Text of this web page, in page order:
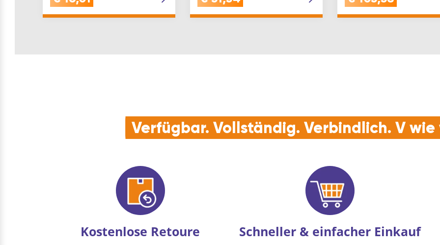
durchgehender mm-Teilung,
Qualität schätzen50M
Zugmessung, Stahlkralle
Verfügbar. Vollständig. Verbindlich. V
Kostenlose Retoure Schneller & einfacher Einkauf